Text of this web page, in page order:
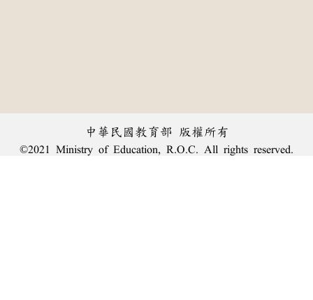
中華民國教育部 版權所有
©2021 Ministry of Education, R.O.C. All rights reserved.